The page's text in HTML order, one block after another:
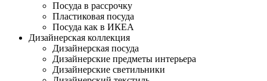
Посуда в рассрочку
Пластиковая посуда
Посуда как в ИКЕА
Дизайнерская коллекция
Дизайнерская посуда
Дизайнерские предметы интерьера
Дизайнерские светильники